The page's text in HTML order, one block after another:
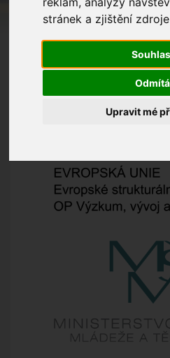
stránek a zjištění
Upravit mé
je spolufinancován Evropskou
Zlepšení kvality
usnadnění přechodu dětí na